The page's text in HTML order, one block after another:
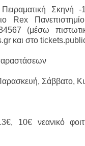
Σκηνή -
Rex
(μέσω
και στο
Σάββατο,
10€ νεανικό